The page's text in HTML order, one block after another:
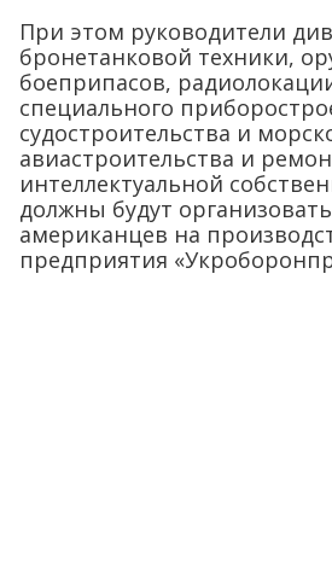
При этом руководители
бронетанковой техники,
боеприпасов,
специального
судостроительства и
авиастроительства и
интеллектуальной
должны будут
американцев на
предприятия